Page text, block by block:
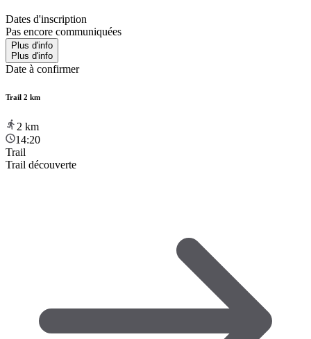
Dates d'inscription
Pas encore communiquées
Plus d'info
Plus d'info
Date à confirmer
Trail 2 km
2 km
14:20
Trail
Trail découverte